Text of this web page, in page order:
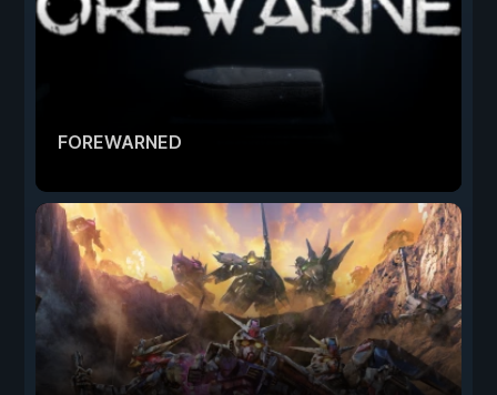
FOREWARNED